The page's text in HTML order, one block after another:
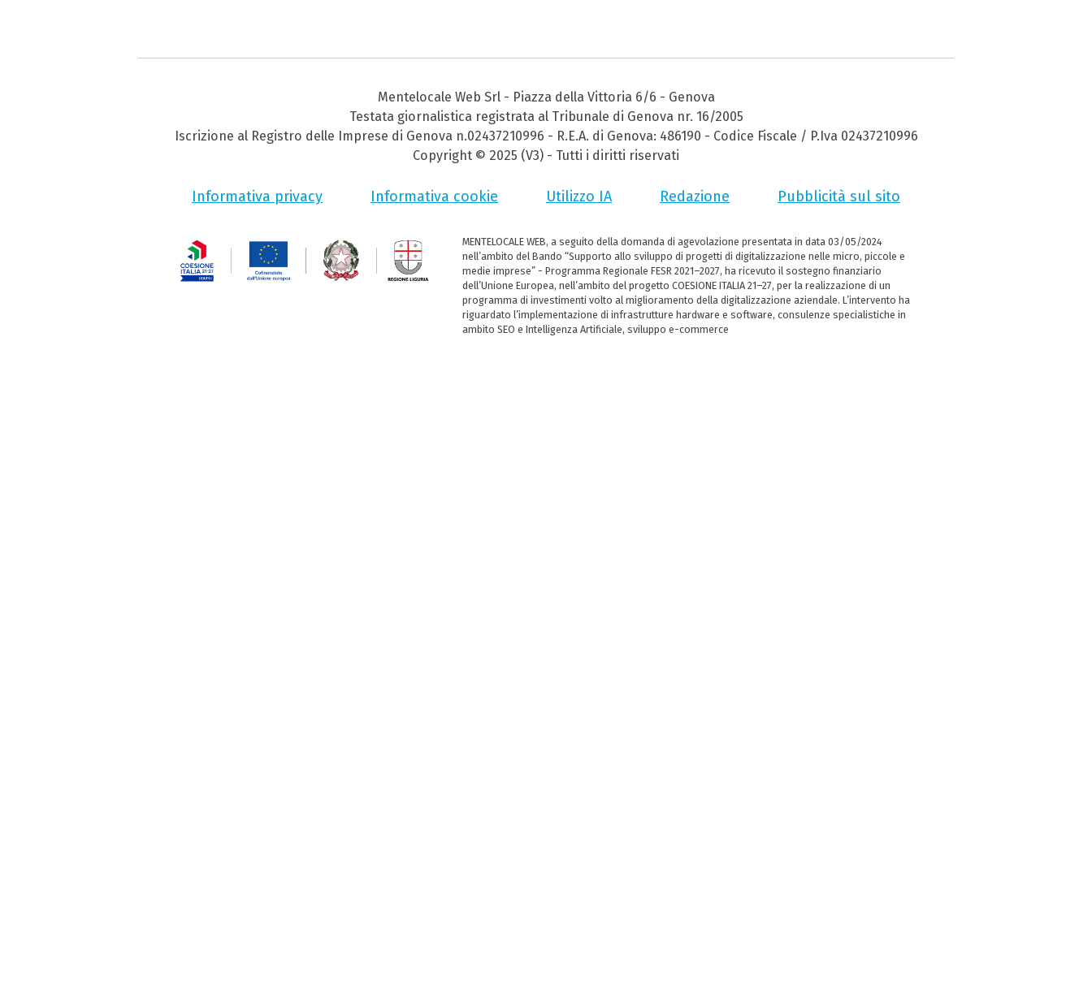
Mentelocale Web Srl - Piazza della Vittoria 6/6 - Genova
Testata giornalistica registrata al Tribunale di Genova nr. 16/2005
Iscrizione al Registro delle Imprese di Genova n.02437210996 - R.E.A. di Genova: 486190 - Codice Fiscale / P.Iva 02437210996
Copyright © 2025 (V3) - Tutti i diritti riservati
Informativa privacy Informativa cookie Utilizzo IA Redazione Pubblicità sul sito
MENTELOCALE WEB, a seguito della domanda di agevolazione presentata in data 03/05/2024
nell’ambito del Bando “Supporto allo sviluppo di progetti di digitalizzazione nelle micro, piccole e
medie imprese” - Programma Regionale FESR 2021–2027, ha ricevuto il sostegno finanziario
dell’Unione Europea, nell’ambito del progetto COESIONE ITALIA 21–27, per la realizzazione di un
programma di investimenti volto al miglioramento della digitalizzazione aziendale. L’intervento ha
riguardato l’implementazione di infrastrutture hardware e software, consulenze specialistiche in
ambito SEO e Intelligenza Artificiale, sviluppo e-commerce